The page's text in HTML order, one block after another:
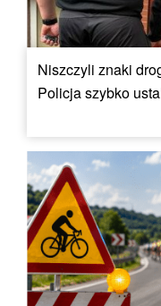
Niszczyli znaki
Policja szybko